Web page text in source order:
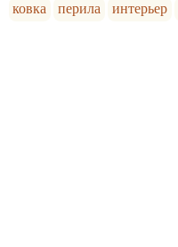
ковка перила интерьер